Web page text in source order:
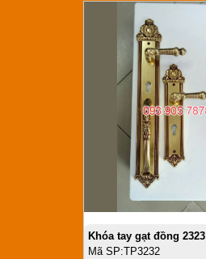
Khóa tay gạt đồng 2323
Mã SP:TP3232